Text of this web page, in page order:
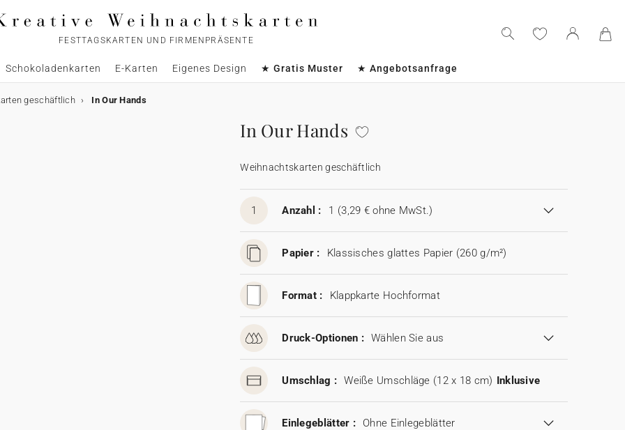
FESTTAGSKARTEN UND FIRMENPRÄSENTE
Schokoladenkarten E-Karten Eigenes Design ★ Gratis Muster ★ Angebotsanfrage
geschäftlich In Our Hands
In Our Hands
Weihnachtskarten geschäftlich
1 Anzahl : 1 (3,29 € ohne MwSt.)
Papier : Klassisches glattes Papier (260 g/m²)
Format : Klappkarte Hochformat
Druck-Optionen : Wählen Sie aus
Umschlag : Weiße Umschläge (12 x 18 cm) Inklusive
Einlegeblätter : Ohne Einlegeblätter